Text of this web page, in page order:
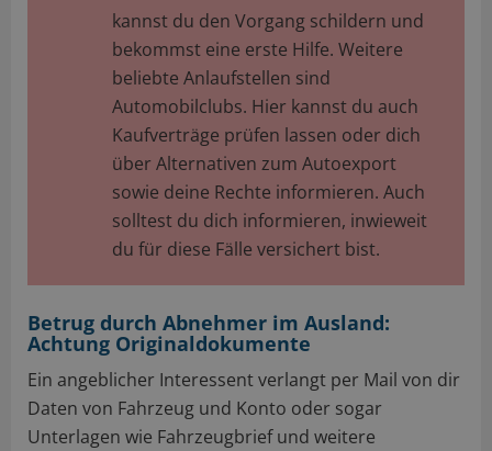
kannst du den Vorgang schildern und
bekommst eine erste Hilfe. Weitere
beliebte Anlaufstellen sind
Automobilclubs. Hier kannst du auch
Kaufverträge prüfen lassen oder dich
über Alternativen zum Autoexport
sowie deine Rechte informieren. Auch
solltest du dich informieren, inwieweit
du für diese Fälle versichert bist.
Betrug durch Abnehmer im Ausland:
Achtung Originaldokumente
Ein angeblicher Interessent verlangt per Mail von dir
Daten von Fahrzeug und Konto oder sogar
Unterlagen wie Fahrzeugbrief und weitere